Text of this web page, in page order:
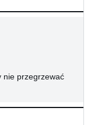
nie przegrzewać